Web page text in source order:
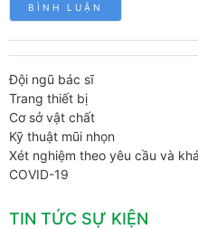
Đội ngũ bác sĩ
Trang thiết bị
Cơ sở vật chất
Kỹ thuật mũi nhọn
Xét nghiệm theo yêu cầu và
COVID-19
TIN TỨC SỰ KIỆN